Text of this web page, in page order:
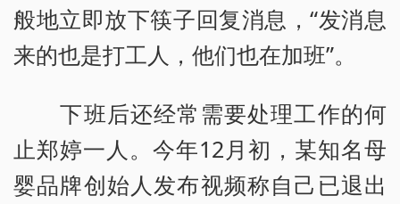
般地立即放下筷子回复消息，“发消息
来的也是打工人，他们也在加班”。
下班后还经常需要处理工作的何
止郑婷一人。今年12月初，某知名母
婴品牌创始人发布视频称自己已退出